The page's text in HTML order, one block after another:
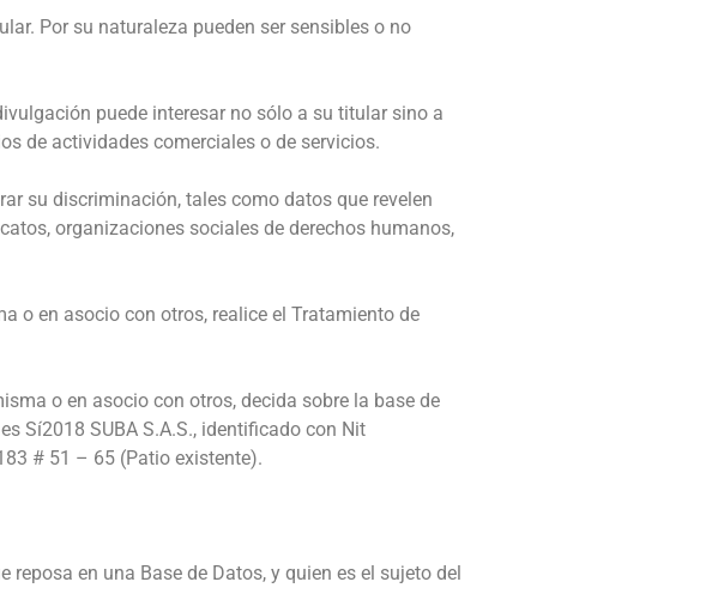
Por su naturaleza pueden ser sensibles o no
puede interesar no sólo a su titular sino a
de actividades comerciales o de servicios.
su discriminación, tales como datos que revelen
organizaciones sociales de derechos humanos,
o en asocio con otros, realice el Tratamiento de
o en asocio con otros, decida sobre la base de
Sí2018 SUBA S.A.S., identificado con Nit
# 51 – 65 (Patio existente).
en una Base de Datos, y quien es el sujeto del